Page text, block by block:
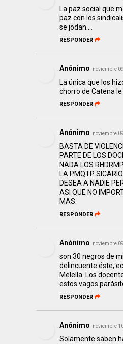
La paz social que
paz con los
se jodan....
RESPONDER
Anónimo noviembre
La única que los
chorro de Catena
RESPONDER
Anónimo noviembre
BASTA DE
PARTE DE LOS
NADA LOS
LA PMQTP
DESEA A NADIE
ASI QUE NO
MAS.
RESPONDER
Anónimo noviembre
son 30 negros de
delincuente éste,
Melella. Los
estos vagos
RESPONDER
Anónimo noviembre
Solamente saben